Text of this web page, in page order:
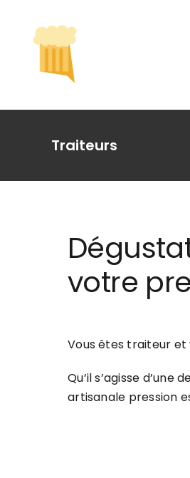
contenu
Traiteurs
votre
Vous êtes traiteur et
Qu’il s’agisse
artisanale pression